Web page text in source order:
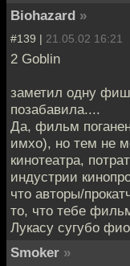
Biohazard »
#139 | 21.05.02 16:21
2 Goblin
заметил одну
позабавила....
Да, фильм
имхо), но тем не
кинотеатра,
индустрии
что авторы/
то, что тебе
Лукасу сугубо
Smoker »